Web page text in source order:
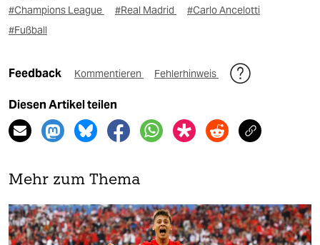
#Champions League #Real Madrid
#Carlo Ancelotti
#Fußball
Feedback Kommentieren Fehlerhinweis
Diesen Artikel teilen
Mehr zum Thema